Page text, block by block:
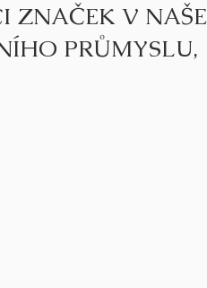
ZNAČEK V
PRŮMYSLU,